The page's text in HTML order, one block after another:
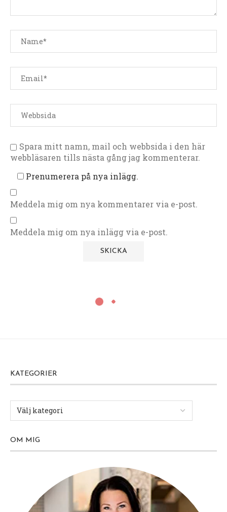
Spara mitt namn, mail och webbsida i den här
webbläsaren tills nästa gång jag kommenterar.
Prenumerera på nya inlägg.
Meddela mig om nya kommentarer via e-post.
Meddela mig om nya inlägg via e-post.
KATEGORIER
OM MIG